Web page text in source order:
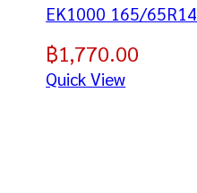
EK1000 165/65R14
฿1,770.00
Quick View